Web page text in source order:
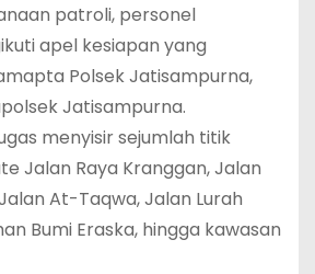
patroli, personel
apel kesiapan yang
Polsek Jatisampurna,
Jatisampurna.
menyisir sejumlah titik
Jalan Raya Kranggan, Jalan
At-Taqwa, Jalan Lurah
Bumi Eraska, hingga kawasan